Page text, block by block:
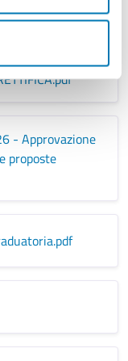
02/2026 -
della
.pdf
- Approvazione
proposte
.pdf